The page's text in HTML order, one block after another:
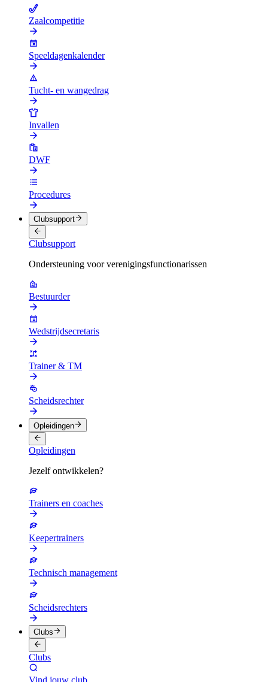
Zaalcompetitie
Speeldagenkalender
Tucht- en wangedrag
Invallen
DWF
Procedures
Clubsupport
Clubsupport
Ondersteuning voor verenigingsfunctionarissen
Bestuurder
Wedstrijdsecretaris
Trainer & TM
Scheidsrechter
Opleidingen
Opleidingen
Jezelf ontwikkelen?
Trainers en coaches
Keepertrainers
Technisch management
Scheidsrechters
Clubs
Clubs
Vind jouw club